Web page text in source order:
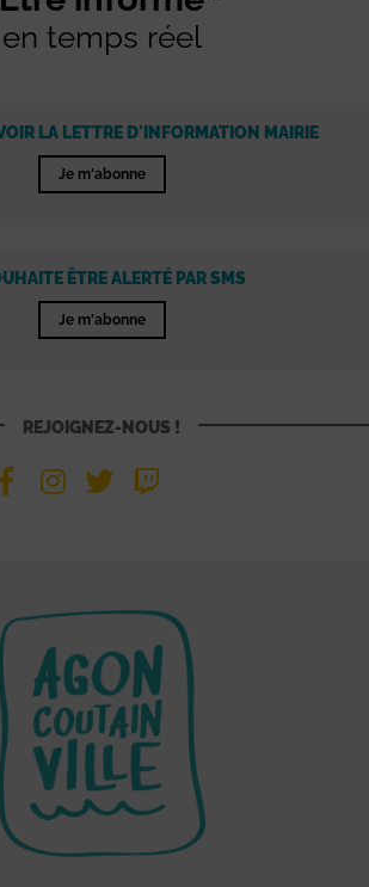
en temps réel
LA LETTRE D'INFORMATION MAIRIE
Je m'abonne
ÊTRE ALERTÉ PAR SMS
Je m'abonne
REJOIGNEZ-NOUS !